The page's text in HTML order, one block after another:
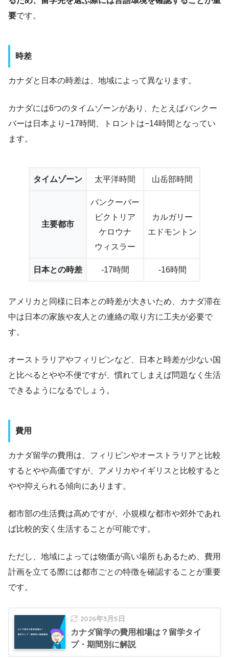
要です。
時差
カナダと日本の時差は、地域によって異なります。
カナダには6つのタイムゾーンがあり、たとえばバンクー
バーは日本より−17時間、トロントは−14時間となってい
ます。
タイムゾーン 太平洋時間 山岳部時間
主要都市
バンクーバー
ビクトリア
ケロウナ
ウィスラー
カルガリー
エドモントン
日本との時差 -17時間 -16時間
アメリカと同様に日本との時差が大きいため、カナダ滞在
中は日本の家族や友人との連絡の取り方に工夫が必要で
す。
オーストラリアやフィリピンなど、日本と時差が少ない国
と比べるとやや不便ですが、慣れてしまえば問題なく生活
できるようになるでしょう。
費用
カナダ留学の費用は、フィリピンやオーストラリアと比較
するとやや高価ですが、アメリカやイギリスと比較すると
やや抑えられる傾向にあります。
都市部の生活費は高めですが、小規模な都市や郊外であれ
ば比較的安く生活することが可能です。
ただし、地域によっては物価が高い場所もあるため、費用
計画を立てる際には都市ごとの特徴を確認することが重要
です。
2026年3月5日
カナダ留学の費用相場は？留学タイ
プ・期間別に解説